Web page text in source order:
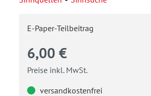
E-Paper-Teilbeitrag
6,00 €
Preise inkl. MwSt.
versandkostenfrei